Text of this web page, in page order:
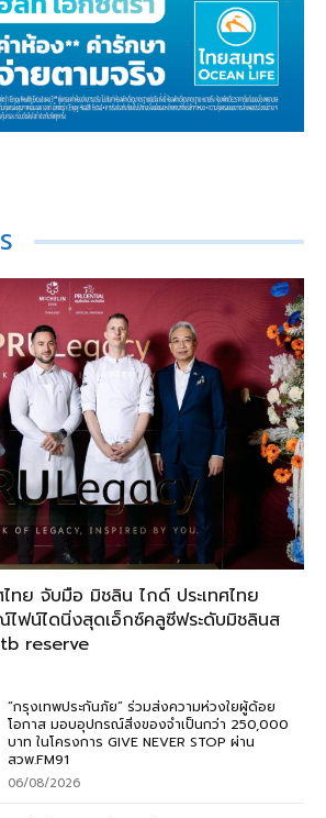
ไทย จับมือ มิชลิน ไกด์ ประเทศไทย
ไฟน์ไดนิ่งสุดเอ็กซ์คลูซีฟระดับมิชลินส
reserve
“กรุงเทพประกันภัย” ร่วมส่งความห่วงใยผู้ด้อย
โอกาส มอบอุปกรณ์สิ่งของจำเป็นกว่า 250,000
บาท ในโครงการ GIVE NEVER STOP ผ่าน
สวพ.FM91
06/08/2026